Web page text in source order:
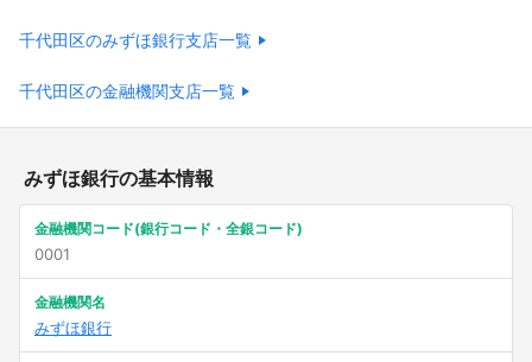
千代田区のみずほ銀行支店一覧
千代田区の金融機関支店一覧
みずほ銀行の基本情報
金融機関コード(銀行コード・全銀コード)
0001
金融機関名
みずほ銀行